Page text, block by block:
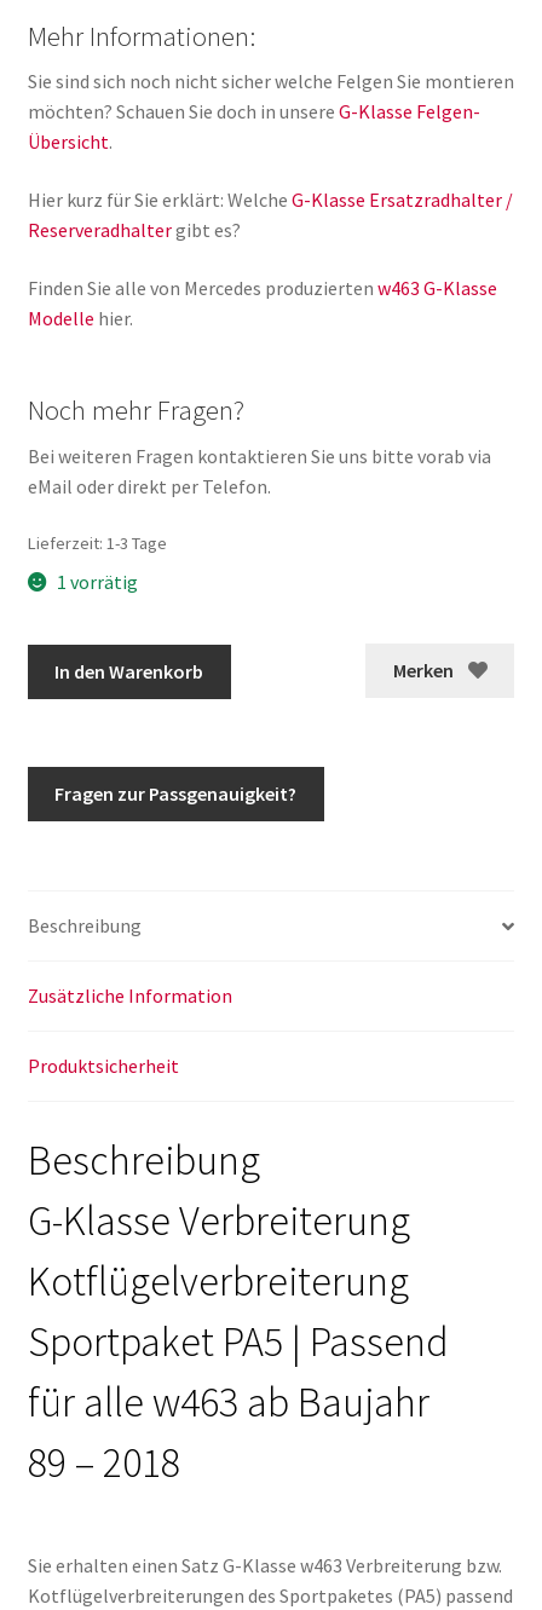
Mehr Informationen:
Sie sind sich noch nicht sicher welche Felgen Sie montieren
möchten? Schauen Sie doch in unsere G-Klasse Felgen-
Übersicht.
Hier kurz für Sie erklärt: Welche G-Klasse Ersatzradhalter /
Reserveradhaltergibt es?
Finden Sie alle von Mercedes produzierten w463 G-Klasse
Modelle hier.
Noch mehr Fragen?
Bei weiteren Fragen kontaktieren Sie uns bitte vorab via
eMail oder direkt per Telefon.
Lieferzeit: 1-3 Tage
1 vorrätig
Merken
Sportpaket
In den Warenkorb
Fragen zur Passgenauigkeit?
Beschreibung
Zusätzliche Information
Produktsicherheit
Beschreibung
G-Klasse Verbreiterung
Kotflügelverbreiterung
Sportpaket PA5 | Passend
für alle w463 ab Baujahr
89 – 2018
Sie erhalten einen Satz G-Klasse w463 Verbreiterung bzw.
Kotflügelverbreiterungen des Sportpaketes (PA5) passend